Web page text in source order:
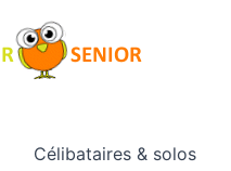
Célibataires & solos